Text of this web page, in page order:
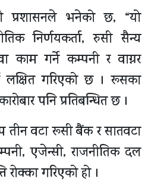
प्रशासनले भनेको छ, “यो
निर्णयकर्ता, रुसी सैन्य
काम गर्ने कम्पनी र वाग्नर
लक्षित गरिएको छ । रूसका
पनि प्रतिबन्धित छ ।
तीन वटा रूसी बैंक र सातवटा
एजेन्सी, राजनीतिक दल
रोक्का गरिएको हो ।